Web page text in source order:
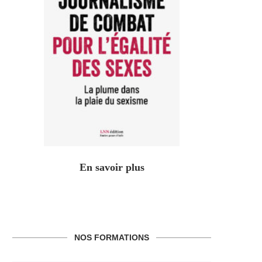
En savoir plus
NOS FORMATIONS